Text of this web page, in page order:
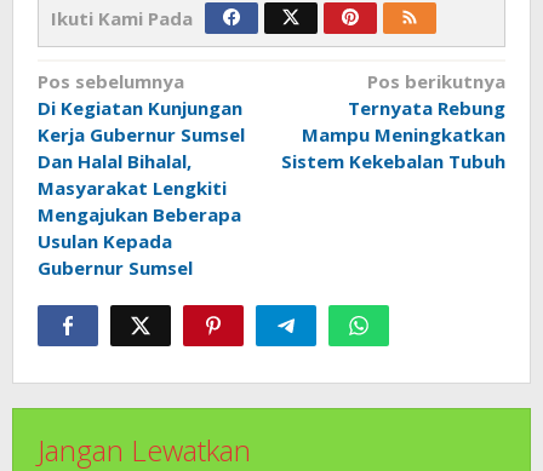
Ikuti Kami Pada
Navigasi
pos
Pos sebelumnya
Di Kegiatan Kunjungan
Kerja Gubernur Sumsel
Dan Halal Bihalal,
Masyarakat Lengkiti
Mengajukan Beberapa
Usulan Kepada
Gubernur Sumsel
Pos berikutnya
Ternyata Rebung
Mampu Meningkatkan
Sistem Kekebalan Tubuh
Jangan Lewatkan